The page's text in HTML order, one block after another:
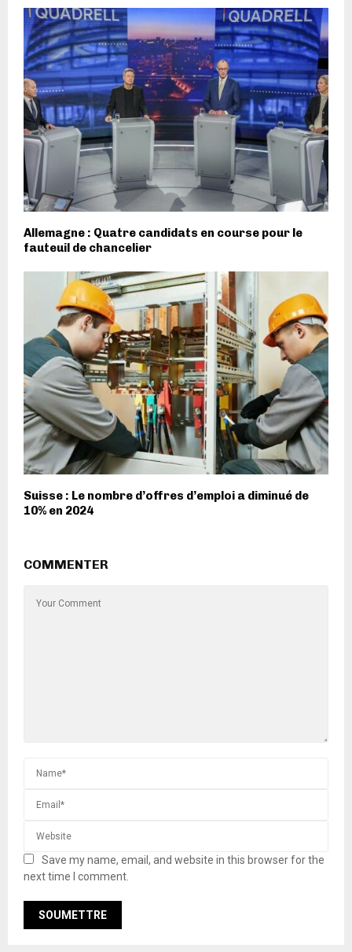
Allemagne : Quatre candidats en course pour le
fauteuil de chancelier
Suisse : Le nombre d’offres d’emploi a diminué de
10% en 2024
COMMENTER
Save my name, email, and website in this browser for the
next time I comment.